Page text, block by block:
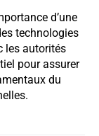
d’une
technologies
les autorités
pour assurer
du